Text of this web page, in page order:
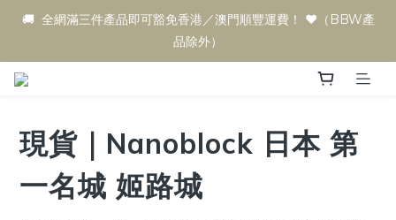
🚚  全網滿三件產品即可豁免香港／澳門順豐運費！ ♥️（BBW產
品除外）
現貨｜Nanoblock 日本 第
一名城 姬路城